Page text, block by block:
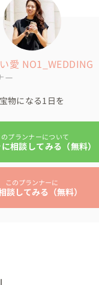
ちを文字にすること
えると嬉しいです☺️
てなかなかないもので
び交っていました😊
んへ発表！
嘩もあった😂など
げたかった。」とお
愛 NO1_WEDDING
ー
宝物になる1日を
のプランナーについて
相談してみる（無料）
このプランナーに
談してみる（無料）